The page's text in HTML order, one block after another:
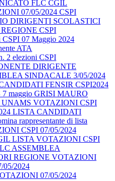
FLC CGIL
07/05/2024 CSPI
DIRIGENTI SCOLASTICI
CSPI
CSPI 07 Maggio 2024
ATA
2 elezioni CSPI
DIRIGENTE
SINDACALE 3/05/2024
FENSIR CSPI2024
7 maggio GRISI MAURO
VOTAZIONI CSPI
LISTA CANDIDATI
rappresentante di lista
CSPI 07/05/2024
LISTA VOTAZIONI CSPI
ASSEMBLEA
REGIONE VOTAZIONI
05/2024
07/05/2024